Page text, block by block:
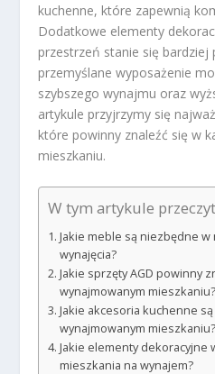
kuchenne, które zapewnią
Dodatkowe elementy
przestrzeń stanie się bardziej
przemyślane wyposażenie
szybszego wynajmu oraz
artykule przyjrzymy się
które powinny znaleźć się w
mieszkaniu.
W tym artykule
Jakie meble są niezbędne
wynajęcia?
Jakie sprzęty AGD powinny
wynajmowanym mieszkaniu?
Jakie akcesoria kuchenne
wynajmowanym mieszkaniu?
Jakie elementy dekoracyjne
mieszkania na wynajem?